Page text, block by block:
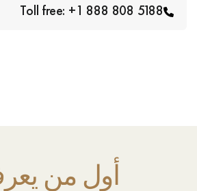
Toll free: +1 888 808 5188
أول من